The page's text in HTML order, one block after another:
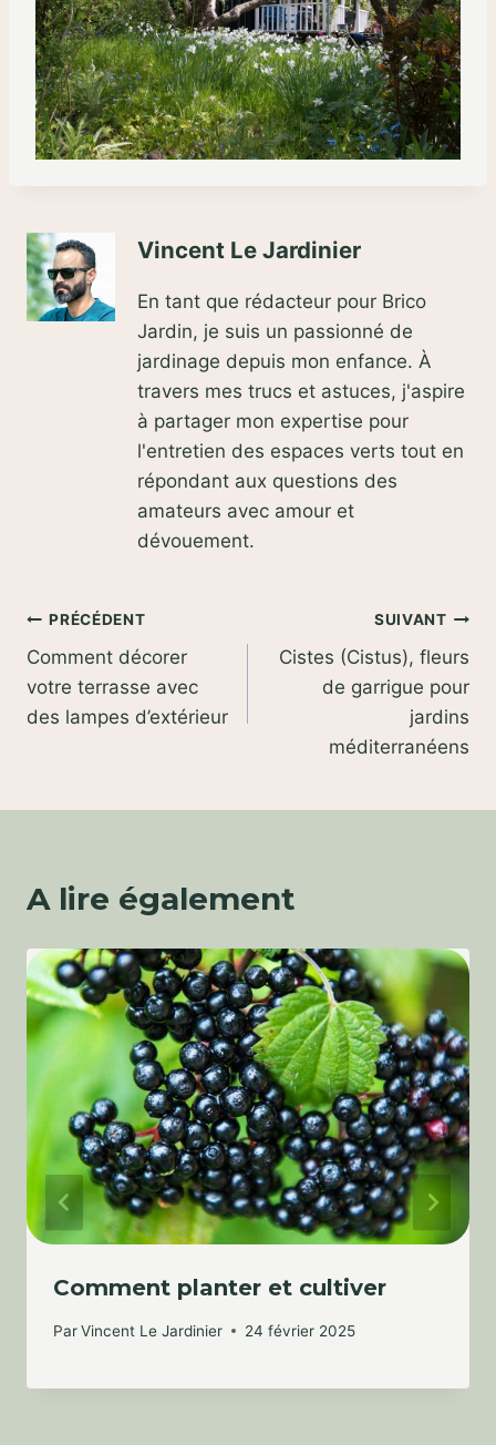
Vincent Le Jardinier
En tant que rédacteur pour Brico
Jardin, je suis un passionné de
jardinage depuis mon enfance. À
travers mes trucs et astuces, j'aspire
à partager mon expertise pour
l'entretien des espaces verts tout en
répondant aux questions des
amateurs avec amour et
dévouement.
Navigation
de
l’article
PRÉCÉDENT
Comment décorer
votre terrasse avec
des lampes d’extérieur
SUIVANT
Cistes (Cistus), fleurs
de garrigue pour
jardins
méditerranéens
A lire également
Comment planter et cultiver
ParVincent Le Jardinier 24 février 2025